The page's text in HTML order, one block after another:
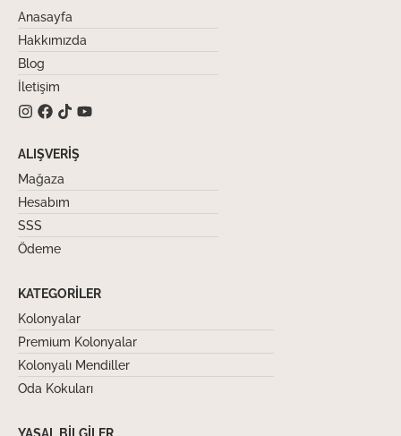
Anasayfa
Hakkımızda
Blog
İletişim
ALIŞVERIŞ
Mağaza
Hesabım
SSS
Ödeme
KATEGORILER
Kolonyalar
Premium Kolonyalar
Kolonyalı Mendiller
Oda Kokuları